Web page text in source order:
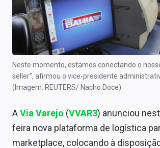
Carteiras Recomendadas
Central de Dividendos
Central de Fundos Imobiliários
Central dos IPOs
Finanças Pessoais
Mercados
Neste momento, estamos conectando o
seller”, afirmou o vice-presidente
(Imagem: REUTERS/ Nacho Doce)
AVia Varejo (VVAR3) anunciou
feira nova plataforma de logística
marketplace, colocando à